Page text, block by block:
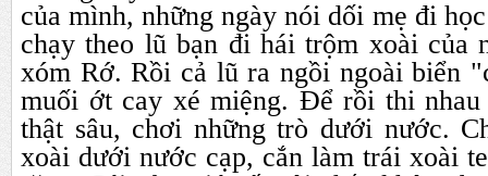
của mình, những ngày nói dối mẹ đi
chạy theo lũ bạn đi hái trộm xoài của
xóm Rớ. Rồi cả lũ ra ngồi ngoài biển
muối ớt cay xé miệng. Để rồi thi
thật sâu, chơi những trò dưới nước.
xoài dưới nước cạp, cắn làm trái xoài